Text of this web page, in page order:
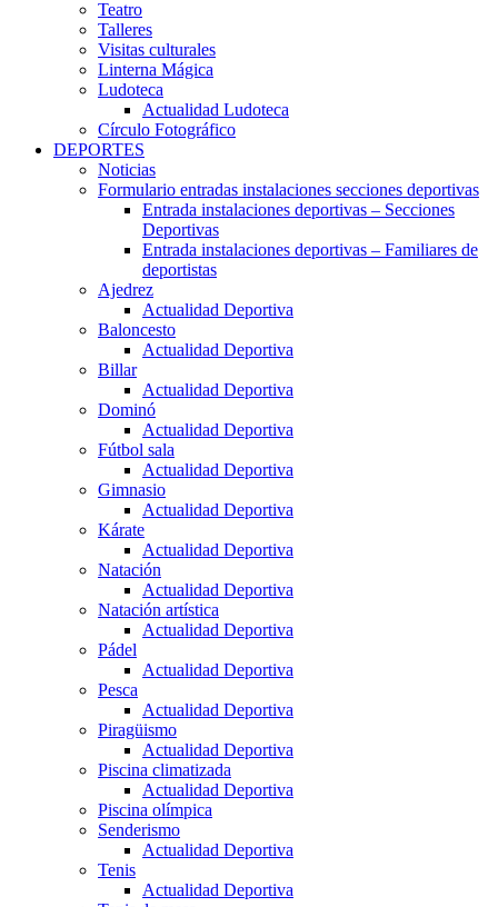
Teatro
Talleres
Visitas culturales
Linterna Mágica
Ludoteca
Actualidad Ludoteca
Círculo Fotográfico
DEPORTES
Noticias
Formulario entradas instalaciones secciones deportivas
Entrada instalaciones deportivas – Secciones
Deportivas
Entrada instalaciones deportivas – Familiares de
deportistas
Ajedrez
Actualidad Deportiva
Baloncesto
Actualidad Deportiva
Billar
Actualidad Deportiva
Dominó
Actualidad Deportiva
Fútbol sala
Actualidad Deportiva
Gimnasio
Actualidad Deportiva
Kárate
Actualidad Deportiva
Natación
Actualidad Deportiva
Natación artística
Actualidad Deportiva
Pádel
Actualidad Deportiva
Pesca
Actualidad Deportiva
Piragüismo
Actualidad Deportiva
Piscina climatizada
Actualidad Deportiva
Piscina olímpica
Senderismo
Actualidad Deportiva
Tenis
Actualidad Deportiva